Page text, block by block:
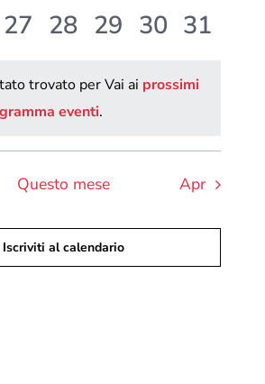
eventi,eventi,eventi,eventi,eventi,
0
27 0
28 0
29 0
30 0
31
trovato per Vai ai prossimi
eventi.
Questo mese Apr
Iscriviti al calendario